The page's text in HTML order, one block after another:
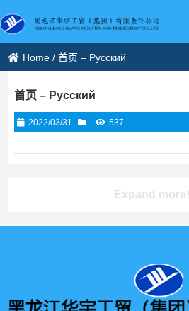
Home /首页 – Русский
首页 – Русский
2022/03/31 537
Expand more!
所有产品